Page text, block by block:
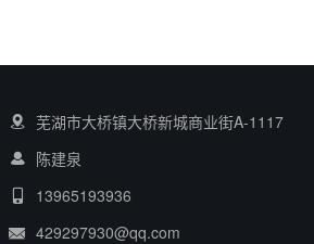
芜湖市大桥镇大桥新城商业街A-1117
陈建泉
13965193936
429297930@qq.com